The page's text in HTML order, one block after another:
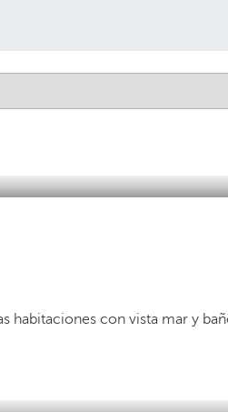
habitaciones con vista mar y